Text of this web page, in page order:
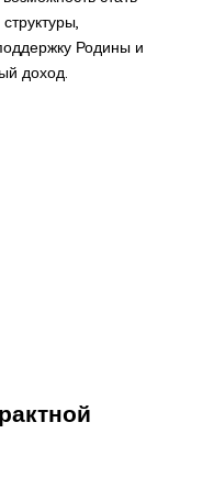
Родины и
доход.